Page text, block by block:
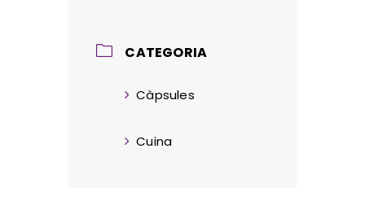
CATEGORIA
Càpsules
Cuina